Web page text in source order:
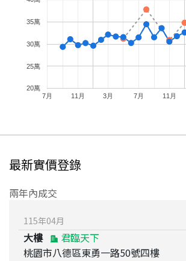
7月 11月 3月 7月 11月
20萬
25萬
30萬
35萬
最新實價登錄
兩年內成交
115年04月
大樓
君臨天下
桃園市八德區東勇一路50號四樓